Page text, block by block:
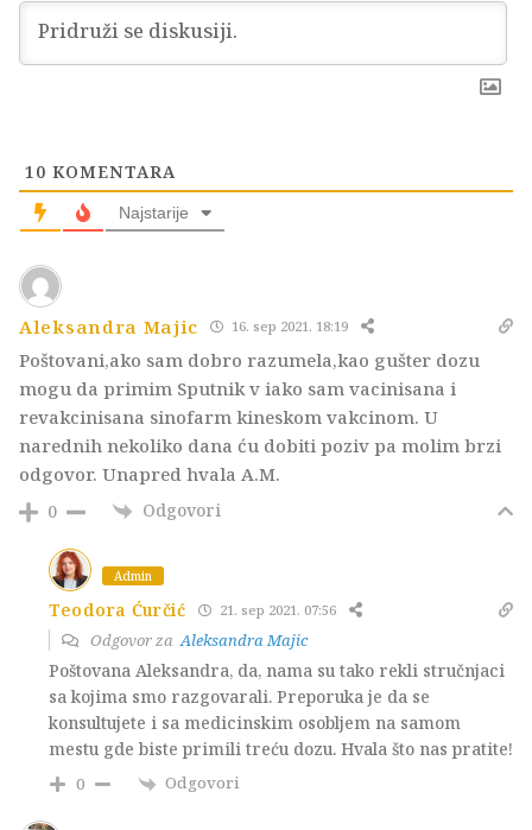
10 KOMENTARA
Najstarije
Aleksandra Majic 16. sep 2021. 18:19
Poštovani,ako sam dobro razumela,kao gušter dozu
mogu da primim Sputnik v iako sam vacinisana i
revakcinisana sinofarm kineskom vakcinom. U
narednih nekoliko dana ću dobiti poziv pa molim brzi
odgovor. Unapred hvala A.M.
0 Odgovori
Admin
Teodora Ćurčić 21. sep 2021. 07:56
Odgovor zaAleksandra Majic
Poštovana Aleksandra, da, nama su tako rekli stručnjaci
sa kojima smo razgovarali. Preporuka je da se
konsultujete i sa medicinskim osobljem na samom
mestu gde biste primili treću dozu. Hvala što nas pratite!
0 Odgovori